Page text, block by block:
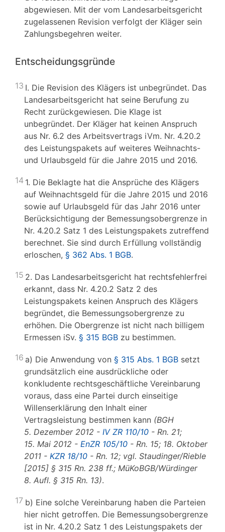
abgewiesen. Mit der vom Landesarbeitsgericht
zugelassenen Revision verfolgt der Kläger sein
Zahlungsbegehren weiter.
Entscheidungsgründe
13 I. Die Revision des Klägers ist unbegründet. Das
Landesarbeitsgericht hat seine Berufung zu
Recht zurückgewiesen. Die Klage ist
unbegründet. Der Kläger hat keinen Anspruch
aus Nr. 6.2 des Arbeitsvertrags iVm. Nr. 4.20.2
des Leistungspakets auf weiteres Weihnachts-
und Urlaubsgeld für die Jahre 2015 und 2016.
14 1. Die Beklagte hat die Ansprüche des Klägers
auf Weihnachtsgeld für die Jahre 2015 und 2016
sowie auf Urlaubsgeld für das Jahr 2016 unter
Berücksichtigung der Bemessungsobergrenze in
Nr. 4.20.2 Satz 1 des Leistungspakets zutreffend
berechnet. Sie sind durch Erfüllung vollständig
erloschen, § 362 Abs. 1 BGB.
15 2. Das Landesarbeitsgericht hat rechtsfehlerfrei
erkannt, dass Nr. 4.20.2 Satz 2 des
Leistungspakets keinen Anspruch des Klägers
begründet, die Bemessungsobergrenze zu
erhöhen. Die Obergrenze ist nicht nach billigem
Ermessen iSv. § 315 BGB zu bestimmen.
16 a) Die Anwendung von § 315 Abs. 1 BGB setzt
grundsätzlich eine ausdrückliche oder
konkludente rechtsgeschäftliche Vereinbarung
voraus, dass eine Partei durch einseitige
Willenserklärung den Inhalt einer
Vertragsleistung bestimmen kann (BGH
5. Dezember 2012 - IV ZR 110/10 - Rn. 21;
15. Mai 2012 - EnZR 105/10 - Rn. 15; 18. Oktober
2011 - KZR 18/10 - Rn. 12; vgl. Staudinger/Rieble
[2015] § 315 Rn. 238 ff.; MüKoBGB/Würdinger
8. Aufl. § 315 Rn. 13).
17 b) Eine solche Vereinbarung haben die Parteien
hier nicht getroffen. Die Bemessungsobergrenze
ist in Nr. 4.20.2 Satz 1 des Leistungspakets der